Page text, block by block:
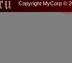
Copyright MyCorp ©